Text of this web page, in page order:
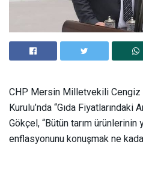
CHP Mersin Milletvekili Cengiz
Kurulu’nda “Gıda Fiyatlarındaki
Gökçel, “Bütün tarım
enflasyonunu konuşmak ne